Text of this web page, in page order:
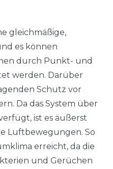
gleichmäßige,
es können
durch Punkt- und
werden. Darüber
Schutz vor
Da das System über
ist es äußerst
Luftbewegungen. So
erreicht, da die
und Gerüchen